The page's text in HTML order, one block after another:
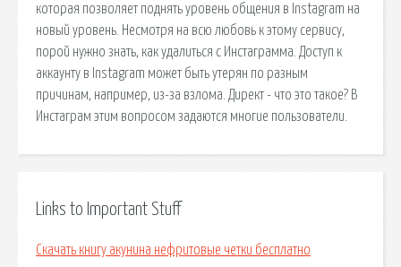
которая позволяет поднять уровень общения в Instagram на
новый уровень. Несмотря на всю любовь к этому сервису,
порой нужно знать, как удалиться с Инстаграмма. Доступ к
аккаунту в Instagram может быть утерян по разным
причинам, например, из-за взлома. Директ - что это такое? В
Инстаграм этим вопросом задаются многие пользователи.
Links to Important Stuff
Скачать книгу акунина нефритовые четки бесплатно